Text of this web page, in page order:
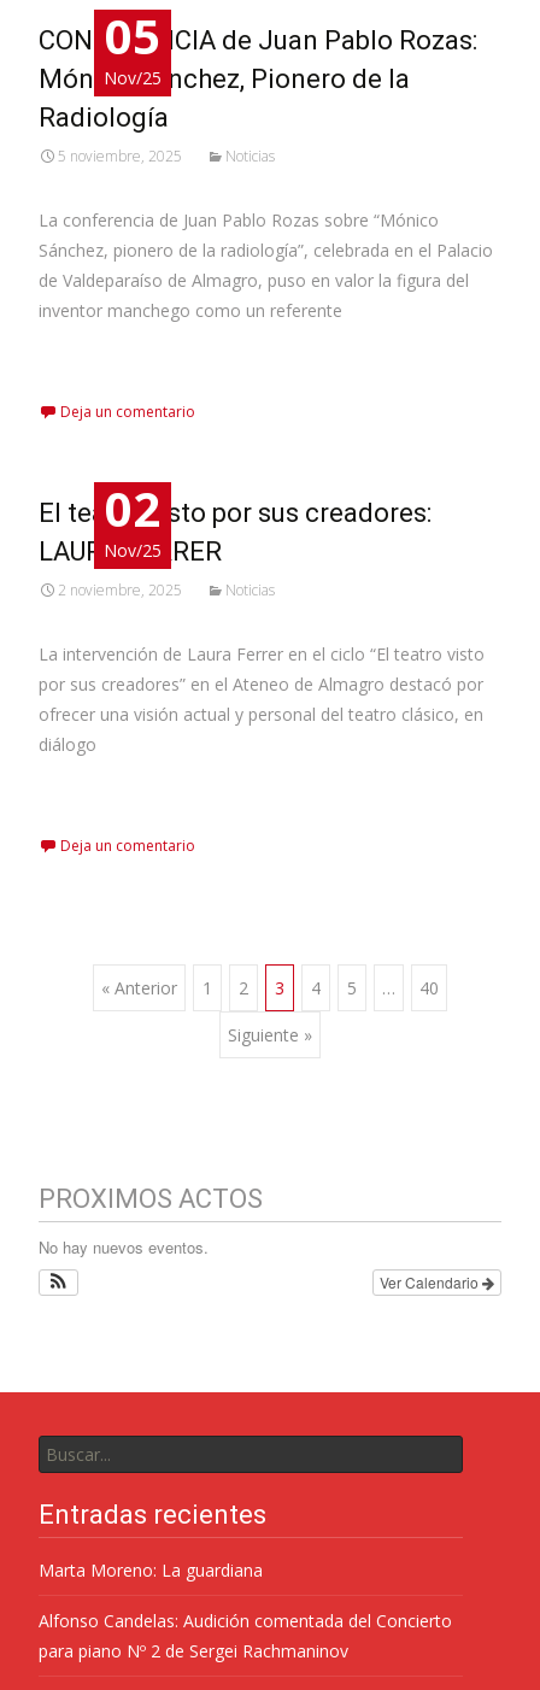
05
Nov/25
CONFERENCIA de Juan Pablo Rozas:
Mónico Sánchez, Pionero de la
Radiología
5 noviembre, 2025 Noticias
La conferencia de Juan Pablo Rozas sobre “Mónico
Sánchez, pionero de la radiología”, celebrada en el Palacio
de Valdeparaíso de Almagro, puso en valor la figura del
inventor manchego como un referente
Deja un comentario
02
Nov/25
El teatro visto por sus creadores:
LAURA FERRER
2 noviembre, 2025 Noticias
La intervención de Laura Ferrer en el ciclo “El teatro visto
por sus creadores” en el Ateneo de Almagro destacó por
ofrecer una visión actual y personal del teatro clásico, en
diálogo
Deja un comentario
« Anterior 1 2 3 4 5 … 40
Siguiente »
PROXIMOS ACTOS
No hay nuevos eventos.
Ver Calendario
Entradas recientes
Marta Moreno: La guardiana
Alfonso Candelas: Audición comentada del Concierto
para piano Nº 2 de Sergei Rachmaninov